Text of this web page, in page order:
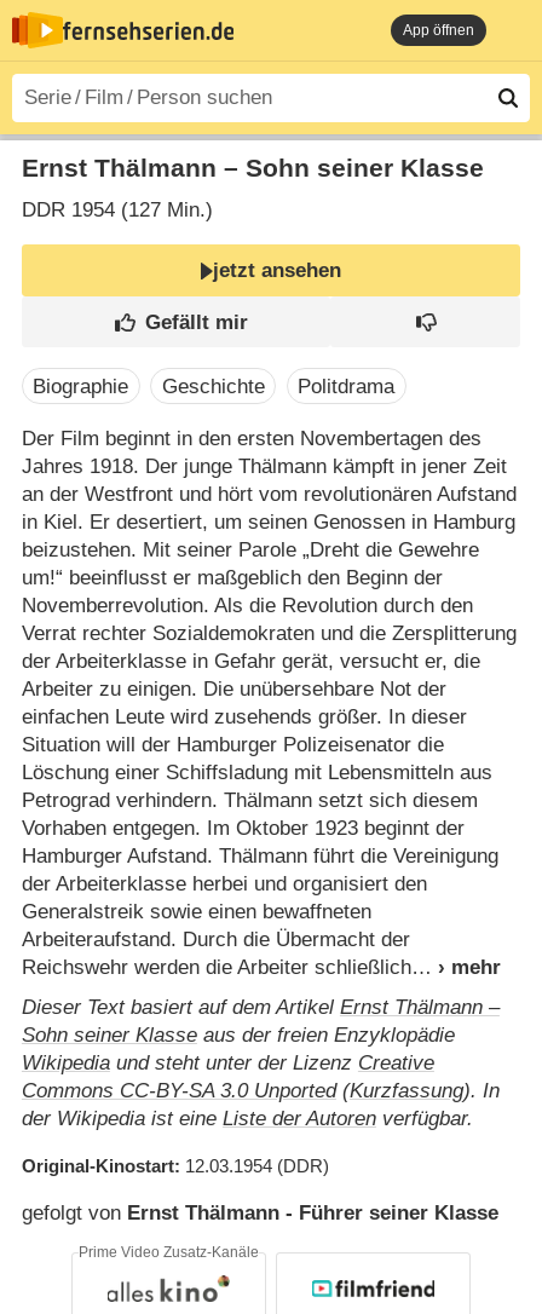
App öffnen
Ernst Thälmann – Sohn seiner Klasse
DDR1954 (127 Min.)
jetzt ansehen
Biographie Geschichte Politdrama
Der Film beginnt in den ersten Novembertagen des
Jahres 1918. Der junge Thälmann kämpft in jener Zeit
an der Westfront und hört vom revolutionären Aufstand
in Kiel. Er desertiert, um seinen Genossen in Hamburg
beizustehen. Mit seiner Parole „Dreht die Gewehre
um!“ beeinflusst er maßgeblich den Beginn der
Novemberrevolution. Als die Revolution durch den
Verrat rechter Sozialdemokraten und die Zersplitterung
der Arbeiterklasse in Gefahr gerät, versucht er, die
Arbeiter zu einigen. Die unübersehbare Not der
einfachen Leute wird zusehends größer. In dieser
Situation will der Hamburger Polizeisenator die
Löschung einer Schiffsladung mit Lebensmitteln aus
Petrograd verhindern. Thälmann setzt sich diesem
Vorhaben entgegen. Im Oktober 1923 beginnt der
Hamburger Aufstand. Thälmann führt die Vereinigung
der Arbeiterklasse herbei und organisiert den
Generalstreik sowie einen bewaffneten
Arbeiteraufstand. Durch die Übermacht der
Reichswehr werden die Arbeiter schließlich
Dieser Text basiert auf dem Artikel Ernst Thälmann –
Sohn seiner Klasseaus der freien Enzyklopädie
Wikipediaund steht unter der Lizenz Creative
Commons CC-BY-SA 3.0 Unported(Kurzfassung). In
der Wikipedia ist eine Liste der Autorenverfügbar.
Original-Kinostart 12.03.1954 (DDR)
gefolgt von Ernst Thälmann - Führer seiner Klasse
Prime Video Zusatz-Kanäle